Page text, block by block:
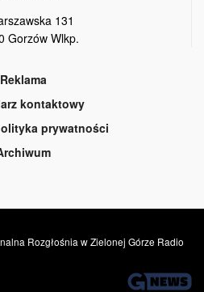
131
Gorzów Wlkp.
Reklama
kontaktowy
prywatności
Rozgłośnia w Zielonej Górze Radio